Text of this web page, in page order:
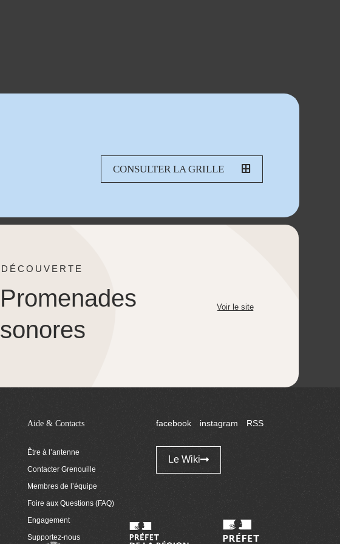
CONSULTER LA GRILLE
DÉCOUVERTE
Promenades
sonores
Voir le site
Aide & Contacts
Être à l’antenne
Contacter Grenouille
Membres de l’équipe
Foire aux Questions (FAQ)
Engagement
Supportez-nous
facebook instagram RSS
Le Wiki